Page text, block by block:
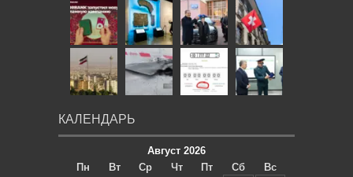
КАЛЕНДАРЬ
Август 2026
Пн
Вт Ср Чт Пт Сб
Вс